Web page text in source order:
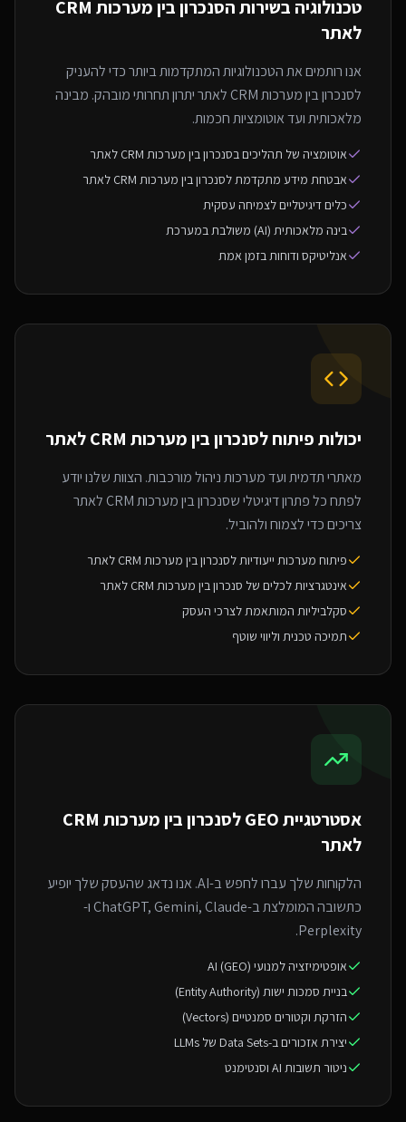
טכנולוגיה בשירות ה
סנכרון בין מערכות CRM
לאתר
אנו רותמים את הטכנולוגיות המתקדמות ביותר כדי להעניק
לסנכרון בין מערכות CRM לאתר יתרון תחרותי מובהק. מבינה
מלאכותית ועד אוטומציות חכמות.
אוטומציה של תהליכים בסנכרון בין מערכות CRM לאתר
אבטחת מידע מתקדמת לסנכרון בין מערכות CRM לאתר
כלים דיגיטליים לצמיחה עסקית
בינה מלאכותית (AI) משולבת במערכת
אנליטיקס ודוחות בזמן אמת
יכולות פיתוח לסנכרון בין מערכות CRM לאתר
מאתרי תדמית ועד מערכות ניהול מורכבות. הצוות שלנו יודע
לפתח כל פתרון דיגיטלי שסנכרון בין מערכות CRM לאתר
צריכים כדי לצמוח ולהוביל.
פיתוח מערכות ייעודיות לסנכרון בין מערכות CRM לאתר
אינטגרציות לכלים של סנכרון בין מערכות CRM לאתר
סקלביליות המותאמת לצרכי העסק
תמיכה טכנית וליווי שוטף
אסטרטגיית GEO ל
סנכרון בין מערכות CRM
לאתר
הלקוחות שלך עברו לחפש ב-AI. אנו נדאג שהעסק שלך יופיע
כתשובה המומלצת ב-ChatGPT, Gemini, Claude ו-
Perplexity.
אופטימיזציה למנועי AI (GEO)
בניית סמכות ישות (Entity Authority)
הזרקת וקטורים סמנטיים (Vectors)
יצירת אזכורים ב-Data Sets של LLMs
ניטור תשובות AI וסנטימנט